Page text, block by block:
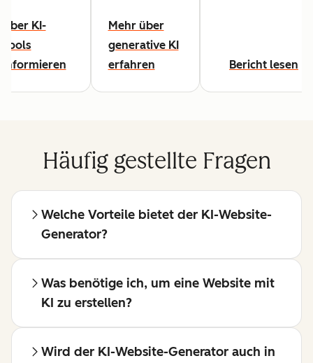
Über KI-
Tools
informieren
Mehr über
generative KI
erfahren
Bericht lesen
Häufig gestellte Fragen
Welche Vorteile bietet der KI-Website-
Generator?
Was benötige ich, um eine Website mit
KI zu erstellen?
Wird der KI-Website-Generator auch in